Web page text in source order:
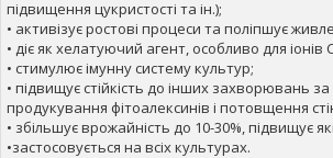
підвищення цукристості та ін.);
• активізує ростові процеси та поліпшує
• діє як хелатуючий агент, особливо для іонів
• стимулює імунну систему культур;
• підвищує стійкість до інших захворювань
продукування фітоалексинів і потовщення
• збільшує врожайність до 10-30%, підвищує
•застосовується на всіх культурах.